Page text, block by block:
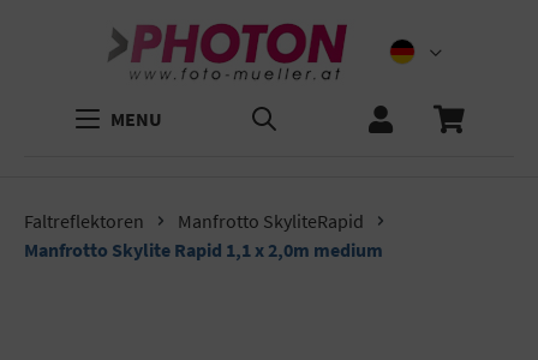
MENU
Faltreflektoren
Manfrotto SkyliteRapid
Manfrotto Skylite Rapid 1,1 x 2,0m medium